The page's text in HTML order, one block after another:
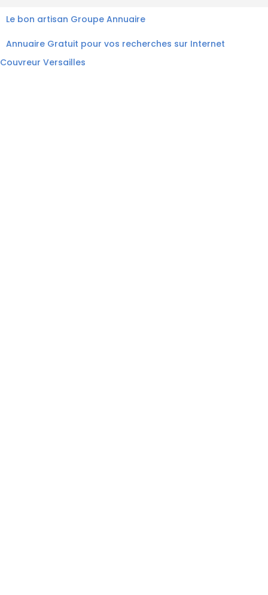
Le bon artisan Groupe Annuaire
Annuaire Gratuit pour vos recherches sur Internet
Couvreur Versailles